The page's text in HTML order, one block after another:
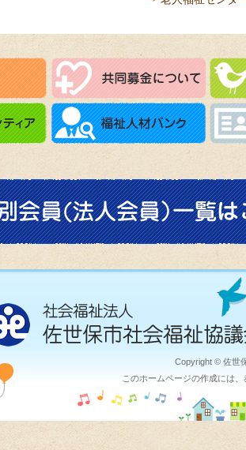
Copyright © 佐世
このホームページの作成には